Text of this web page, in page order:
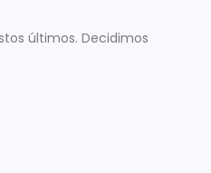
últimos. Decidimos